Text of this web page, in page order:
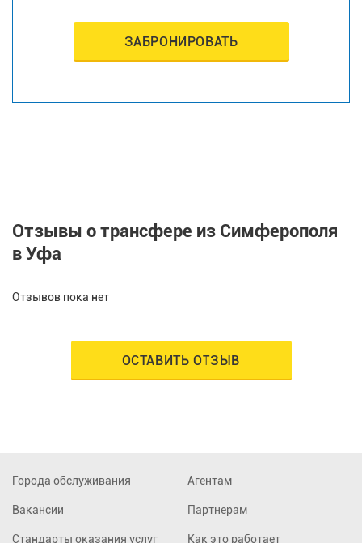
ЗАБРОНИРОВАТЬ
Отзывы о трансфере из Симферополя
в Уфа
Отзывов пока нет
ОСТАВИТЬ ОТЗЫВ
Города обслуживания
Вакансии
Стандарты оказания услуг
Агентам
Партнерам
Как это работает